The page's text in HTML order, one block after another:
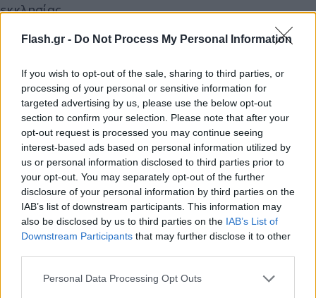
Flash.gr - Do Not Process My Personal Information
If you wish to opt-out of the sale, sharing to third parties, or
processing of your personal or sensitive information for
targeted advertising by us, please use the below opt-out
section to confirm your selection. Please note that after your
opt-out request is processed you may continue seeing
interest-based ads based on personal information utilized by
us or personal information disclosed to third parties prior to
your opt-out. You may separately opt-out of the further
disclosure of your personal information by third parties on the
IAB’s list of downstream participants. This information may
also be disclosed by us to third parties on the IAB’s List of
Downstream Participants that may further disclose it to other
Please note that this website/app uses one or more Google
Personal Data Processing Opt Outs
εκκλησίας.
επιτρεπόμενο ύψος τα 9 μέτρα ενώ για τις
υποδομές ασφαλείας, παρατηρητηρίων και ελέγχου
το μέγιστο επιτρεπόμενο ύψος θα είναι τα 14
μέτρα.